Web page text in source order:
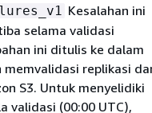
Kesalahan ini
selama validasi
ini ditulis ke dalam
replikasi
S3. Untuk menyelidiki
validasi (00:00 UTC),